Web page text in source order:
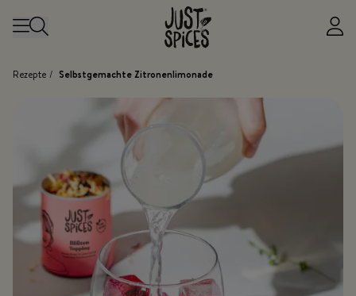
Rezepte / Selbstgemachte Zitronenlimonade